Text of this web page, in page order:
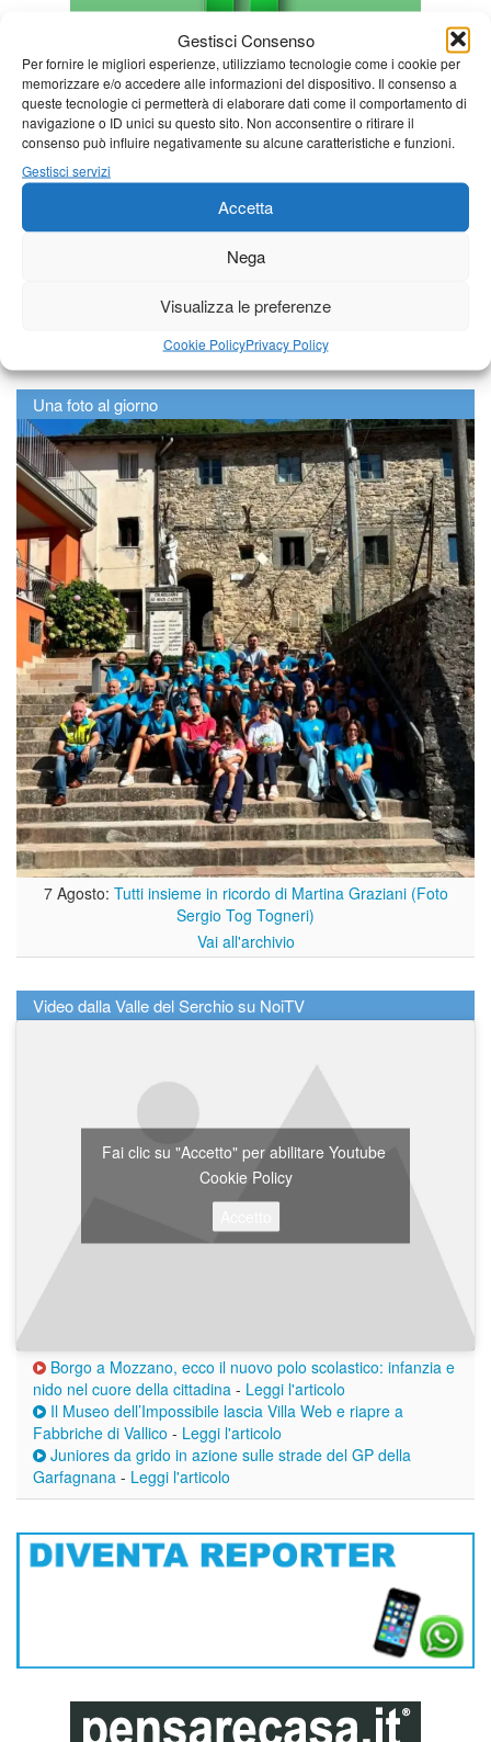
Gestisci Consenso
Per fornire le migliori esperienze, utilizziamo tecnologie come i cookie per
memorizzare e/o accedere alle informazioni del dispositivo. Il consenso a
queste tecnologie ci permetterà di elaborare dati come il comportamento di
navigazione o ID unici su questo sito. Non acconsentire o ritirare il
consenso può influire negativamente su alcune caratteristiche e funzioni.
Gestisci servizi
Accetta
Nega
Visualizza le preferenze
Cookie PolicyPrivacy Policy
Una foto al giorno
7 Agosto: Tutti insieme in ricordo di Martina Graziani (Foto
Sergio Tog Togneri)
Vai all'archivio
Video dalla Valle del Serchio su NoiTV
Fai clic su "Accetto" per abilitare Youtube
Cookie Policy
Borgo a Mozzano, ecco il nuovo polo scolastico: infanzia e
nido nel cuore della cittadina - Leggi l'articolo
Il Museo dell’Impossibile lascia Villa Web e riapre a
Fabbriche di Vallico - Leggi l'articolo
Juniores da grido in azione sulle strade del GP della
Garfagnana - Leggi l'articolo